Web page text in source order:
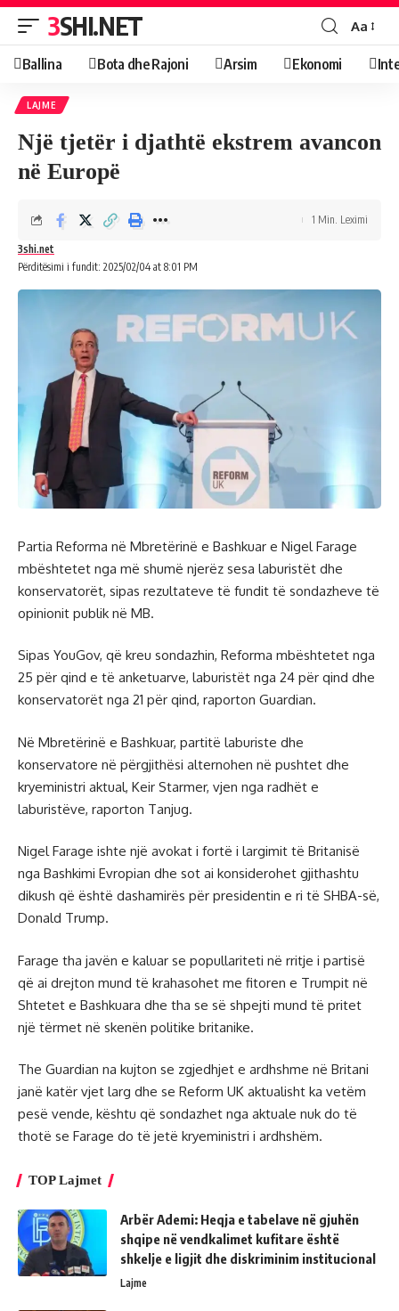
3SHI.NET Aa
Ballina Bota dhe Rajoni Arsim Ekonomi
LAJME
Një tjetër i djathtë ekstrem avancon
në Europë
Përditësimi i fundit: 2025/02/04 at 8:01 PM
3shi.net
1 Min. Leximi
Partia Reforma në Mbretërinë e Bashkuar e Nigel Farage
mbështetet nga më shumë njerëz sesa laburistët dhe
konservatorët, sipas rezultateve të fundit të sondazheve të
opinionit publik në MB.
Sipas YouGov, që kreu sondazhin, Reforma mbështetet nga
25 për qind e të anketuarve, laburistët nga 24 për qind dhe
konservatorët nga 21 për qind, raporton Guardian.
Në Mbretërinë e Bashkuar, partitë laburiste dhe
konservatore në përgjithësi alternohen në pushtet dhe
kryeministri aktual, Keir Starmer, vjen nga radhët e
laburistëve, raporton Tanjug.
Nigel Farage ishte një avokat i fortë i largimit të Britanisë
nga Bashkimi Evropian dhe sot ai konsiderohet gjithashtu
dikush që është dashamirës për presidentin e ri të SHBA-së,
Donald Trump.
Farage tha javën e kaluar se popullariteti në rritje i partisë
që ai drejton mund të krahasohet me fitoren e Trumpit në
Shtetet e Bashkuara dhe tha se së shpejti mund të pritet
një tërmet në skenën politike britanike.
The Guardian na kujton se zgjedhjet e ardhshme në Britani
janë katër vjet larg dhe se Reform UK aktualisht ka vetëm
pesë vende, kështu që sondazhet nga aktuale nuk do të
thotë se Farage do të jetë kryeministri i ardhshëm.
TOP Lajmet
Arbër Ademi: Heqja e tabelave në gjuhën
shqipe në vendkalimet kufitare është
shkelje e ligjit dhe diskriminim institucional
Lajme